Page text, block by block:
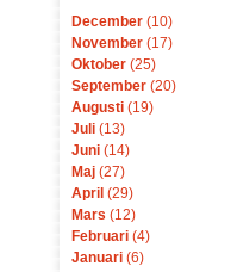
December (10)
November (17)
Oktober (25)
September (20)
Augusti (19)
Juli (13)
Juni (14)
Maj (27)
April (29)
Mars (12)
Februari (4)
Januari (6)